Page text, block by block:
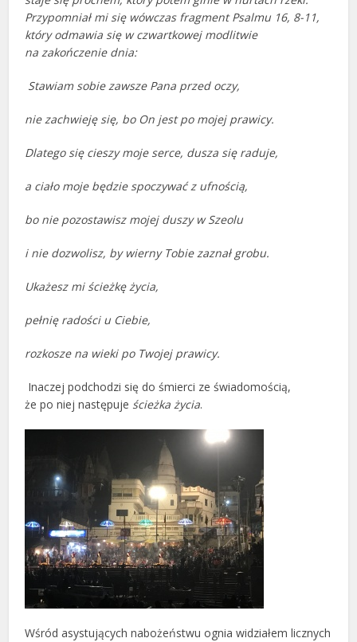
Przypomniał mi się wówczas fragment Psalmu 16, 8-11,
który odmawia się w czwartkowej modlitwie
na zakończenie dnia:
Stawiam sobie zawsze Pana przed oczy,
nie zachwieję się, bo On jest po mojej prawicy.
Dlatego się cieszy moje serce, dusza się raduje,
a ciało moje będzie spoczywać z ufnością,
bo nie pozostawisz mojej duszy w Szeolu
i nie dozwolisz, by wierny Tobie zaznał grobu.
Ukażesz mi ścieżkę życia,
pełnię radości u Ciebie,
rozkosze na wieki po Twojej prawicy.
Inaczej podchodzi się do śmierci ze świadomością,
że po niej następuje ścieżka życia.
Wśród asystujących nabożeństwu ognia widziałem licznych